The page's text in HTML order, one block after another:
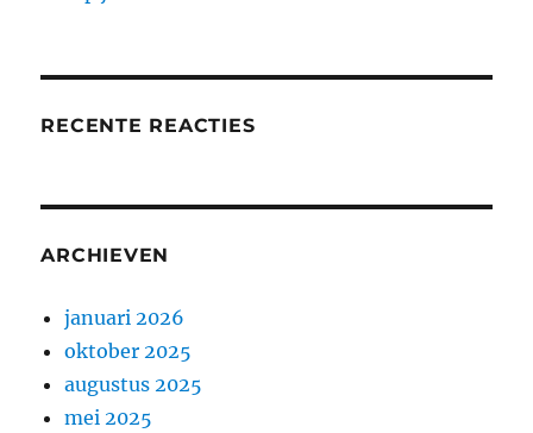
RECENTE REACTIES
ARCHIEVEN
januari 2026
oktober 2025
augustus 2025
mei 2025